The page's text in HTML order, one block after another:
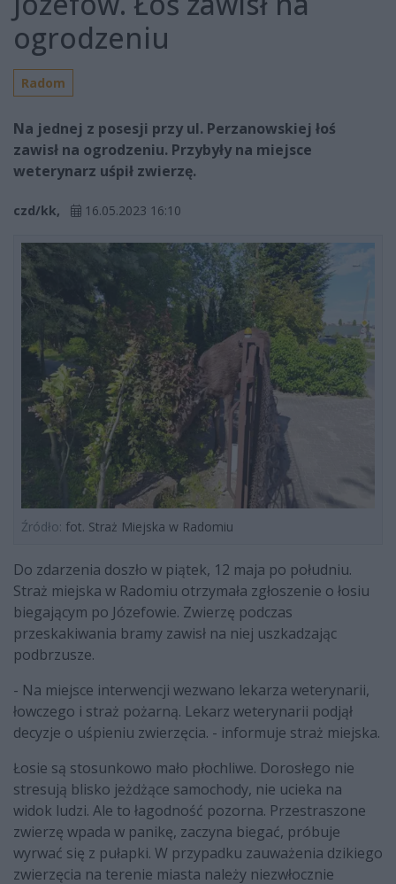
ogrodzeniu
Radom
Na jednej z posesji przy ul. Perzanowskiej łoś
zawisł na ogrodzeniu. Przybyły na miejsce
weterynarz uśpił zwierzę.
czd/kk, 16.05.2023 16:10
Źródło: fot. Straż Miejska w Radomiu
Do zdarzenia doszło w piątek, 12 maja po południu.
Straż miejska w Radomiu otrzymała zgłoszenie o łosiu
biegającym po Józefowie. Zwierzę podczas
przeskakiwania bramy zawisł na niej uszkadzając
podbrzusze.
- Na miejsce interwencji wezwano lekarza weterynarii,
łowczego i straż pożarną. Lekarz weterynarii podjął
decyzje o uśpieniu zwierzęcia. - informuje straż miejska.
Łosie są stosunkowo mało płochliwe. Dorosłego nie
stresują blisko jeżdżące samochody, nie ucieka na
widok ludzi. Ale to łagodność pozorna. Przestraszone
zwierzę wpada w panikę, zaczyna biegać, próbuje
wyrwać się z pułapki. W przypadku zauważenia dzikiego
zwierzęcia na terenie miasta należy niezwłocznie